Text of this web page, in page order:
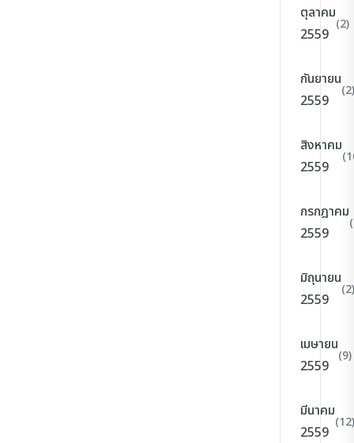
ตุลาคม
2559
(2)
กันยายน
2559
(2)
สิงหาคม
2559
กรกฎาคม
2559
มิถุนายน
2559
(2)
เมษายน
2559
(9)
มีนาคม
2559
(12)